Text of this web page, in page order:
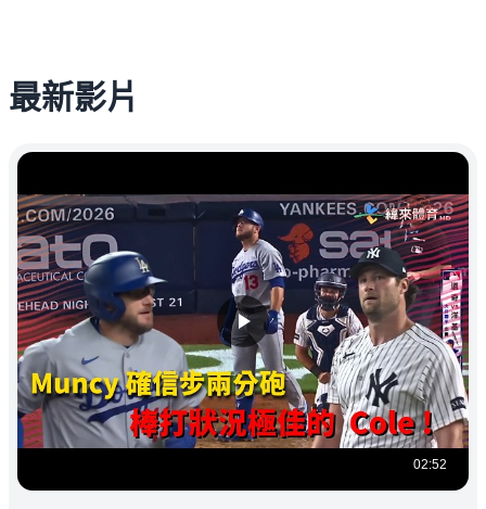
最新影片
02:52